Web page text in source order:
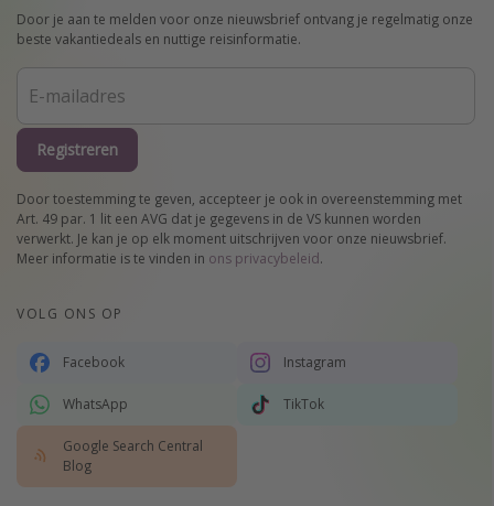
Door je aan te melden voor onze nieuwsbrief ontvang je regelmatig onze
beste vakantiedeals en nuttige reisinformatie.
Registreren
Door toestemming te geven, accepteer je ook in overeenstemming met
Art. 49 par. 1 lit een AVG dat je gegevens in de VS kunnen worden
verwerkt. Je kan je op elk moment uitschrijven voor onze nieuwsbrief.
Meer informatie is te vinden in ons privacybeleid.
VOLG ONS OP
Facebook Instagram
WhatsApp TikTok
Google Search Central
Blog